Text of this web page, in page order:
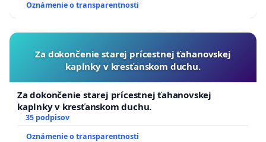
Oznámenie o transparentnosti
Za dokončenie starej prícestnej ťahanovskej
kaplnky v kresťanskom duchu.
Za dokončenie starej prícestnej ťahanovskej
kaplnky v kresťanskom duchu.
35 podpisov
Oznámenie o transparentnosti